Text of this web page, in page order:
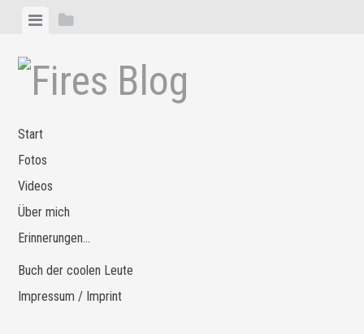
Zum
springen
MenüSeitenleiste
Start
Fotos
Videos
Über mich
Erinnerungen…
Buch der coolen Leute
Impressum / Imprint